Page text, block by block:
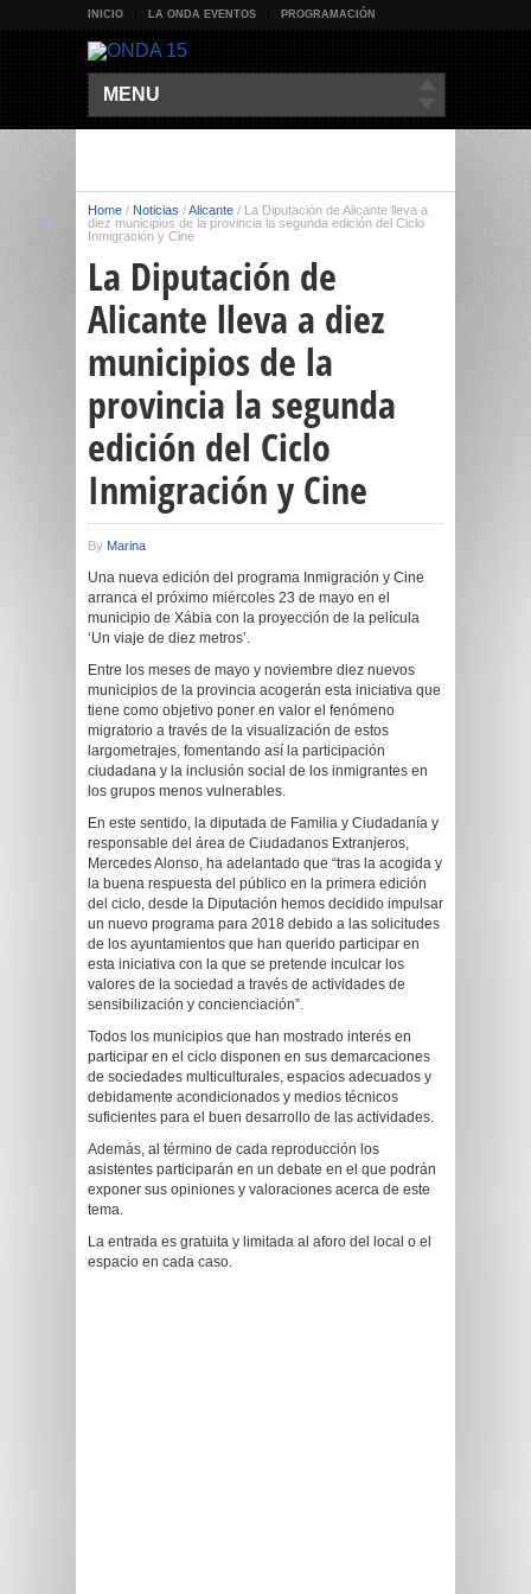
INICIO LA ONDA EVENTOS PROGRAMACIÓN
MENU
Home / Noticias /Alicante / La Diputación de Alicante lleva a
diez municipios de la provincia la segunda edición del Ciclo
Inmigración y Cine
La Diputación de
Alicante lleva a diez
municipios de la
provincia la segunda
edición del Ciclo
Inmigración y Cine
By Marina
Una nueva edición del programa Inmigración y Cine
arranca el próximo miércoles 23 de mayo en el
municipio de Xábia con la proyección de la película
‘Un viaje de diez metros’.
Entre los meses de mayo y noviembre diez nuevos
municipios de la provincia acogerán esta iniciativa que
tiene como objetivo poner en valor el fenómeno
migratorio a través de la visualización de estos
largometrajes, fomentando así la participación
ciudadana y la inclusión social de los inmigrantes en
los grupos menos vulnerables.
En este sentido, la diputada de Familia y Ciudadanía y
responsable del área de Ciudadanos Extranjeros,
Mercedes Alonso, ha adelantado que “tras la acogida y
la buena respuesta del público en la primera edición
del ciclo, desde la Diputación hemos decidido impulsar
un nuevo programa para 2018 debido a las solicitudes
de los ayuntamientos que han querido participar en
esta iniciativa con la que se pretende inculcar los
valores de la sociedad a través de actividades de
sensibilización y concienciación”.
Todos los municipios que han mostrado interés en
participar en el ciclo disponen en sus demarcaciones
de sociedades multiculturales, espacios adecuados y
debidamente acondicionados y medios técnicos
suficientes para el buen desarrollo de las actividades.
Además, al término de cada reproducción los
asistentes participarán en un debate en el que podrán
exponer sus opiniones y valoraciones acerca de este
tema.
La entrada es gratuita y limitada al aforo del local o el
espacio en cada caso.